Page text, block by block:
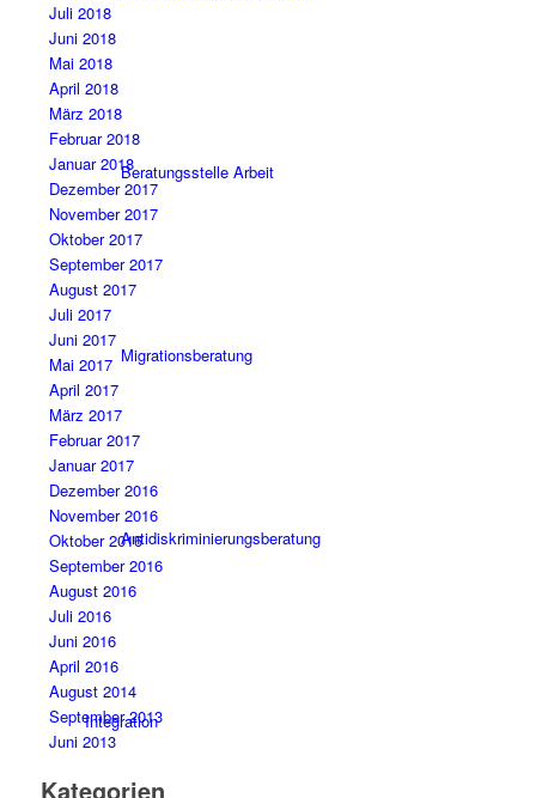
Beratungsstelle Arbeit
Migrationsberatung
Antidiskriminierungsberatung
Integration
Juli 2018
Juni 2018
Mai 2018
April 2018
März 2018
Februar 2018
Januar 2018
Dezember 2017
November 2017
Oktober 2017
September 2017
August 2017
Juli 2017
Juni 2017
Mai 2017
April 2017
März 2017
Februar 2017
Januar 2017
Dezember 2016
November 2016
Oktober 2016
September 2016
August 2016
Juli 2016
Juni 2016
April 2016
August 2014
September 2013
Juni 2013
Kategorien